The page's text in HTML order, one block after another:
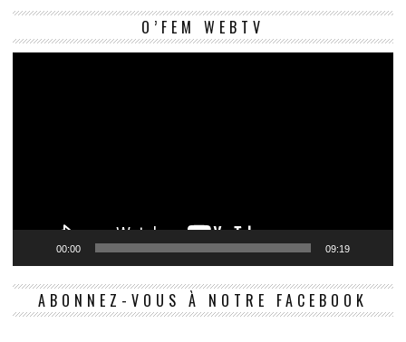
O’FEM WEBTV
00:00 09:19
ABONNEZ-VOUS À NOTRE FACEBOOK